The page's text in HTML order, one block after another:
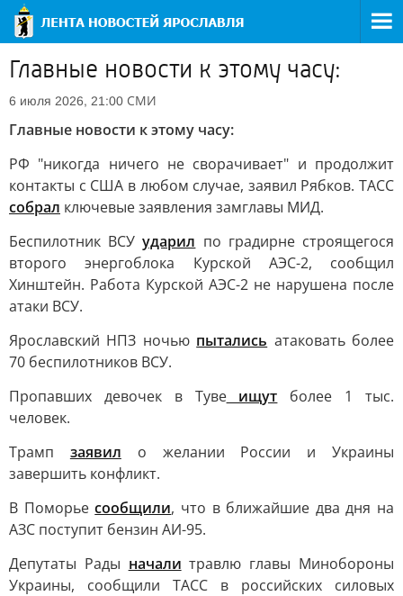
Главные новости к этому часу:
6 июля 2026, 21:00 СМИ
Главные новости к этому часу:
РФ "никогда ничего не сворачивает" и продолжит
контакты с США в любом случае, заявил Рябков. ТАСС
собрал ключевые заявления замглавы МИД.
Беспилотник ВСУударил по градирне строящегося
второго энергоблока Курской АЭС-2, сообщил
Хинштейн. Работа Курской АЭС-2 не нарушена после
атаки ВСУ.
Ярославский НПЗ ночью пытались атаковать более
70 беспилотников ВСУ.
Пропавших девочек в Тувеищут более 1 тыс.
человек.
Трамп заявил о желании России и Украины
завершить конфликт.
В Поморьесообщили, что в ближайшие два дня на
АЗС поступит бензин АИ-95.
Депутаты Рады начали травлю главы Минобороны
Украины, сообщили ТАСС в российских силовых